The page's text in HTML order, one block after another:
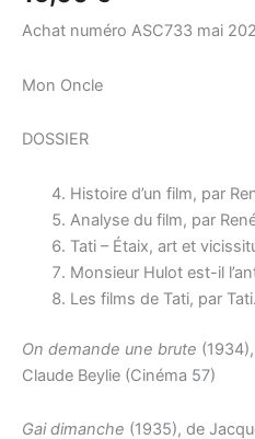
Achat numéro ASC733 mai
Mon Oncle
DOSSIER
Histoire d’un film, par
Analyse du film, par
Tati – Étaix, art et
Monsieur Hulot est-il
Les films de Tati, par
On demande une brute
Claude Beylie (Cinéma 57)
Gai dimanche (1935), de